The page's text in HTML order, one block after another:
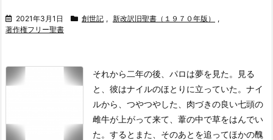
2021年3月1日 創世記 , 新改訳旧聖書（１９７０年版）
,
著作権フリー聖書
それから二年の後、パロは夢を見た。見る
と、彼はナイルのほとりに立っていた。 ナイ
ルから、つやつやした、肉づきの良い七頭の
雌牛が上がって来て、葦の中で草をはんでい
た。 するとまた、そのあとを追ってほかの醜